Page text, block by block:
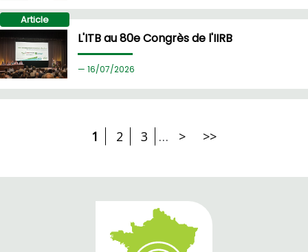
Article
L'ITB au 80e Congrès de l'IIRB
16/07/2026
1 2 3 … > >>